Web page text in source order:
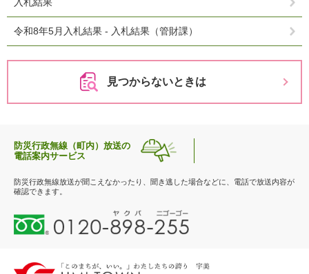
令和8年5月入札結果 - 入札結果（管財課）
見つからないときは
防災行政無線（町内）放送の
電話案内サービス
防災行政無線放送が聞こえなかったり、聞き逃した場合などに、電話で放送内容が
確認できます。
0
1